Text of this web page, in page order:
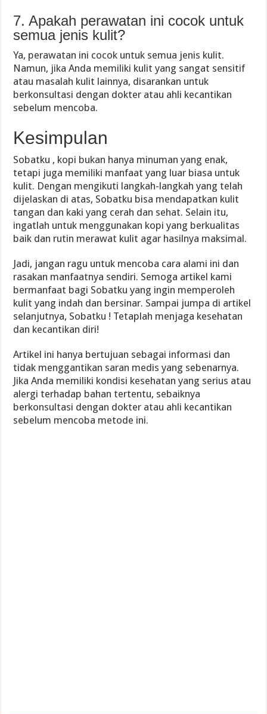
7. Apakah perawatan ini cocok untuk
semua jenis kulit?
Ya, perawatan ini cocok untuk semua jenis kulit.
Namun, jika Anda memiliki kulit yang sangat sensitif
atau masalah kulit lainnya, disarankan untuk
berkonsultasi dengan dokter atau ahli kecantikan
sebelum mencoba.
Kesimpulan
Sobatku , kopi bukan hanya minuman yang enak,
tetapi juga memiliki manfaat yang luar biasa untuk
kulit. Dengan mengikuti langkah-langkah yang telah
dijelaskan di atas, Sobatku bisa mendapatkan kulit
tangan dan kaki yang cerah dan sehat. Selain itu,
ingatlah untuk menggunakan kopi yang berkualitas
baik dan rutin merawat kulit agar hasilnya maksimal.
Jadi, jangan ragu untuk mencoba cara alami ini dan
rasakan manfaatnya sendiri. Semoga artikel kami
bermanfaat bagi Sobatku yang ingin memperoleh
kulit yang indah dan bersinar. Sampai jumpa di artikel
selanjutnya, Sobatku ! Tetaplah menjaga kesehatan
dan kecantikan diri!
Artikel ini hanya bertujuan sebagai informasi dan
tidak menggantikan saran medis yang sebenarnya.
Jika Anda memiliki kondisi kesehatan yang serius atau
alergi terhadap bahan tertentu, sebaiknya
berkonsultasi dengan dokter atau ahli kecantikan
sebelum mencoba metode ini.